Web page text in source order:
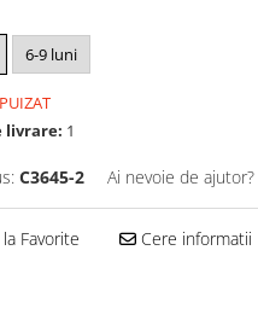
6-9 luni
livrare: 1
C3645-2 Ai nevoie de ajutor?
Favorite Cere informatii